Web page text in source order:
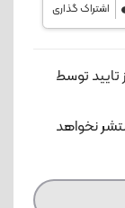
اشتراک گذاری
توسط
نخواهد